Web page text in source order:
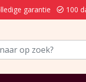
garantie 100